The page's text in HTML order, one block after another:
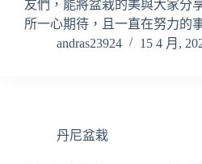
友們，能將盆栽的美與大家分
所一心期待，且一直在努力的
andras23924
15 4 月,
丹尼盆栽